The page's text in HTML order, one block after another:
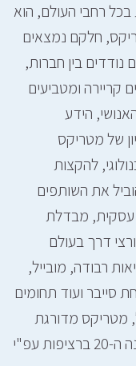
בכל רחבי העולם, הוא
חלקם נמצאים
בין חברות,
קריירה ומטביעים
הידע
של מטריקס
להקצות
את השותפים
עסקית, מבדלת
דרך בעולם
רבודה, מובייל,
סייבר ועוד תחומים
מטריקס מדורגת
כמובילת שוק שירותי ערך מוסף, זו השנה ה-20 ברציפות עפ"י